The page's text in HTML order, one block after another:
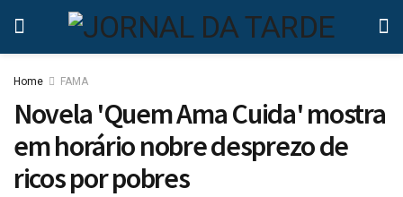
Home FAMA
Novela 'Quem Ama Cuida' mostra
em horário nobre desprezo de
ricos por pobres